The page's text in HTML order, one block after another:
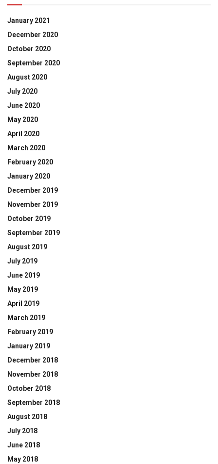
January 2021
December 2020
October 2020
September 2020
August 2020
July 2020
June 2020
May 2020
April 2020
March 2020
February 2020
January 2020
December 2019
November 2019
October 2019
September 2019
August 2019
July 2019
June 2019
May 2019
April 2019
March 2019
February 2019
January 2019
December 2018
November 2018
October 2018
September 2018
August 2018
July 2018
June 2018
May 2018